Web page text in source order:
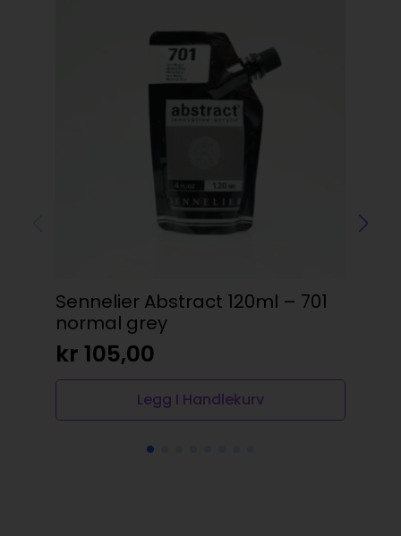
Sennelier Abstract 120ml – 701
normal grey
kr 105,00
Legg I Handlekurv